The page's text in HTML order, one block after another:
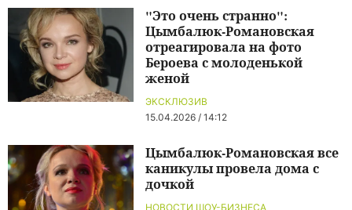
ЭКСКЛЮЗИВ
15.04.2026 / 14:12
"Это очень странно":
Цымбалюк-Романовская
отреагировала на фото
Бероева с молоденькой
женой
НОВОСТИ ШОУ-БИЗНЕСА
Цымбалюк-Романовская все
каникулы провела дома с
дочкой